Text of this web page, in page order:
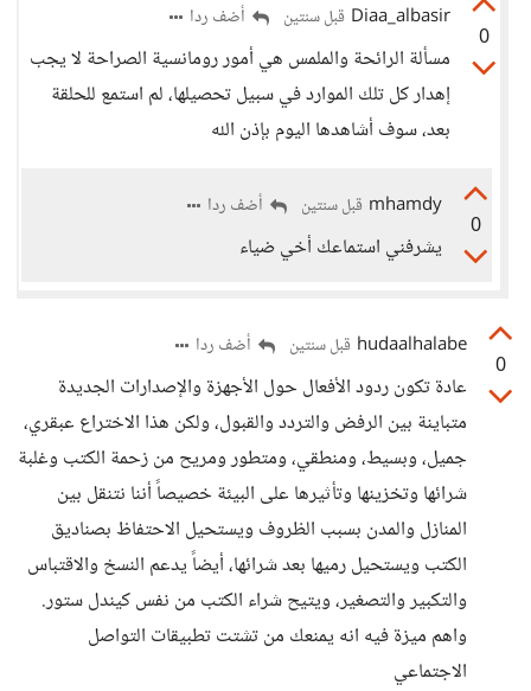
0
Diaa_albasir قبل سنتين أضف ردا
مسألة الرائحة والملمس هي أمور رومانسية الصراحة لا يجب
إهدار كل تلك الموارد في سبيل تحصيلها، لم استمع للحلقة
بعد، سوف أشاهدها اليوم بإذن الله
0
mhamdy قبل سنتين أضف ردا
يشرفني استماعك أخي ضياء
0
hudaalhalabe قبل سنتين أضف ردا
عادة تكون ردود الأفعال حول الأجهزة والإصدارات الجديدة
متباينة بين الرفض والتردد والقبول، ولكن هذا الاختراع عبقري،
جميل، وبسيط، ومنطقي، ومتطور ومريح من زحمة الكتب وغلبة
شرائها وتخزينها وتأثيرها على البيئة خصيصاً أننا نتنقل بين
المنازل والمدن بسبب الظروف ويستحيل الاحتفاظ بصناديق
الكتب ويستحيل رميها بعد شرائها، أيضاً يدعم النسخ والاقتباس
والتكبير والتصغير، ويتيح شراء الكتب من نفس كيندل ستور.
واهم ميزة فيه انه يمنعك من تشتت تطبيقات التواصل
الاجتماعي